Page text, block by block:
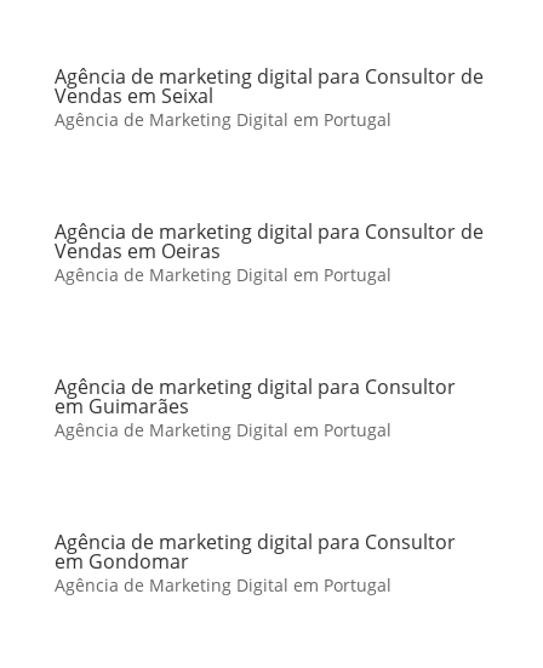
Agência de marketing digital para Consultor de
Vendas em Seixal
Agência de Marketing Digital em Portugal
Agência de marketing digital para Consultor de
Vendas em Oeiras
Agência de Marketing Digital em Portugal
Agência de marketing digital para Consultor
em Guimarães
Agência de Marketing Digital em Portugal
Agência de marketing digital para Consultor
em Gondomar
Agência de Marketing Digital em Portugal